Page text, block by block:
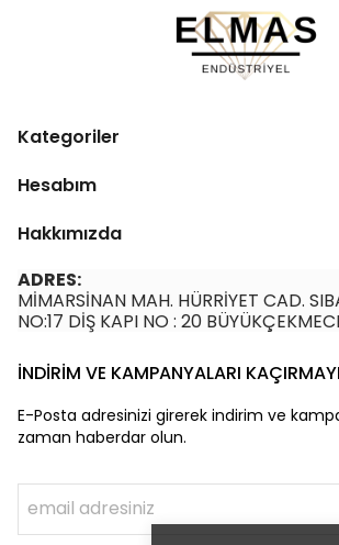
Kategoriler
Hesabım
Hakkımızda
ADRES:
MİMARSİNAN MAH. HÜRRİYET CAD.
NO:17 DİŞ KAPI NO : 20
İNDİRİM VE KAMPANYALARI
E-Posta adresinizi girerek indirim ve
zaman haberdar olun.